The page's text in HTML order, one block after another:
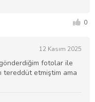
0
12 Kasım 2025
fotolar ile
tereddüt etmiştim ama